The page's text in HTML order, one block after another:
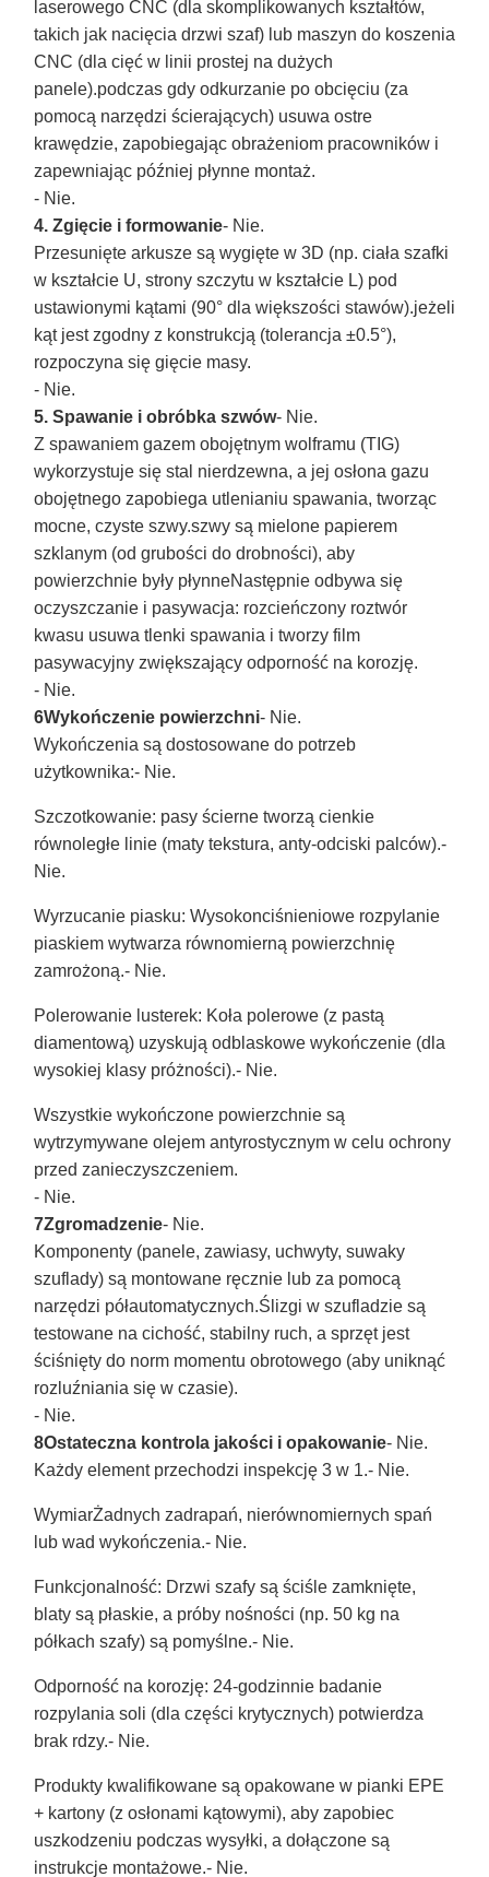
laserowego CNC (dla skomplikowanych kształtów,
takich jak nacięcia drzwi szaf) lub maszyn do koszenia
CNC (dla cięć w linii prostej na dużych
panele).podczas gdy odkurzanie po obcięciu (za
pomocą narzędzi ścierających) usuwa ostre
krawędzie, zapobiegając obrażeniom pracowników i
zapewniając później płynne montaż.
- Nie.
4. Zgięcie i formowanie- Nie.
Przesunięte arkusze są wygięte w 3D (np. ciała szafki
w kształcie U, strony szczytu w kształcie L) pod
ustawionymi kątami (90° dla większości stawów).jeżeli
kąt jest zgodny z konstrukcją (tolerancja ±0.5°),
rozpoczyna się gięcie masy.
- Nie.
5. Spawanie i obróbka szwów- Nie.
Z spawaniem gazem obojętnym wolframu (TIG)
wykorzystuje się stal nierdzewna, a jej osłona gazu
obojętnego zapobiega utlenianiu spawania, tworząc
mocne, czyste szwy.szwy są mielone papierem
szklanym (od grubości do drobności), aby
powierzchnie były płynneNastępnie odbywa się
oczyszczanie i pasywacja: rozcieńczony roztwór
kwasu usuwa tlenki spawania i tworzy film
pasywacyjny zwiększający odporność na korozję.
- Nie.
6Wykończenie powierzchni- Nie.
Wykończenia są dostosowane do potrzeb
użytkownika:- Nie.
Szczotkowanie: pasy ścierne tworzą cienkie
równoległe linie (maty tekstura, anty-odciski palców).-
Nie.
Wyrzucanie piasku: Wysokonciśnieniowe rozpylanie
piaskiem wytwarza równomierną powierzchnię
zamrożoną.- Nie.
Polerowanie lusterek: Koła polerowe (z pastą
diamentową) uzyskują odblaskowe wykończenie (dla
wysokiej klasy próżności).- Nie.
Wszystkie wykończone powierzchnie są
wytrzymywane olejem antyrostycznym w celu ochrony
przed zanieczyszczeniem.
- Nie.
7Zgromadzenie- Nie.
Komponenty (panele, zawiasy, uchwyty, suwaky
szuflady) są montowane ręcznie lub za pomocą
narzędzi półautomatycznych.Ślizgi w szufladzie są
testowane na cichość, stabilny ruch, a sprzęt jest
ściśnięty do norm momentu obrotowego (aby uniknąć
rozluźniania się w czasie).
- Nie.
8Ostateczna kontrola jakości i opakowanie- Nie.
Każdy element przechodzi inspekcję 3 w 1.- Nie.
WymiarŻadnych zadrapań, nierównomiernych spań
lub wad wykończenia.- Nie.
Funkcjonalność: Drzwi szafy są ściśle zamknięte,
blaty są płaskie, a próby nośności (np. 50 kg na
półkach szafy) są pomyślne.- Nie.
Odporność na korozję: 24-godzinnie badanie
rozpylania soli (dla części krytycznych) potwierdza
brak rdzy.- Nie.
Produkty kwalifikowane są opakowane w pianki EPE
+ kartony (z osłonami kątowymi), aby zapobiec
uszkodzeniu podczas wysyłki, a dołączone są
instrukcje montażowe.- Nie.